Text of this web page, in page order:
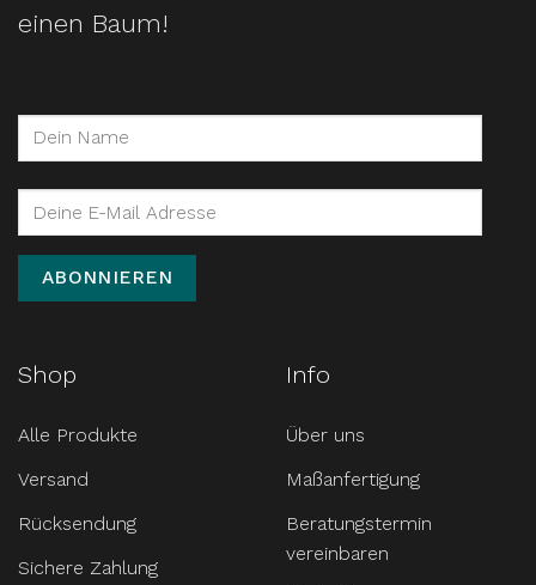
einen Baum!
Shop
Alle Produkte
Versand
Rücksendung
Sichere Zahlung
Info
Über uns
Maßanfertigung
Beratungstermin
vereinbaren